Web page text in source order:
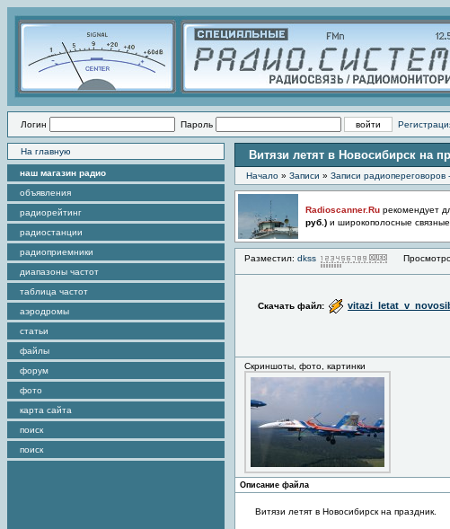
Логин Пароль
На главную
наш магазин радио
объявления
радиорейтинг
радиостанции
радиоприемники
диапазоны частот
таблица частот
аэродромы
статьи
файлы
форум
фото
карта сайта
поиск
поиск
Витязи летят в Новосибирск на
Начало » Записи » Записи радиопереговоров
Radioscanner.Ru рекомендует
руб.) и широкополосные
Разместил: dkss
Скачать файл:
Скриншоты, фото, картинки
Описание файла
Витязи летят в Новосибирск на праздник.